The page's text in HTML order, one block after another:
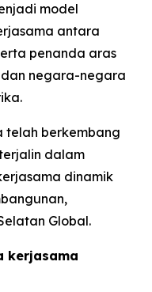
model
antara
penanda aras
negara-negara
telah berkembang
dalam
dinamik
Global.
kerjasama